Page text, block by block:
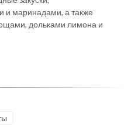
и маринадами, а также
дольками лимона и